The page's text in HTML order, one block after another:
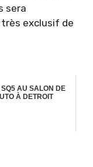
sera
exclusif de
AU SALON DE
À DETROIT